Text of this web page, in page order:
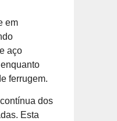
em
aço
ferrugem.
dos
Esta